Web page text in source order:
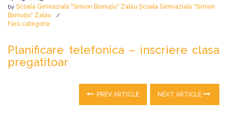
by Școala Gimnazială "Simion Bărnuțiu" Zalău Școala Gimnazială "Simion
Bărnuțiu" Zalău
Fără categorie
Planificare telefonica – inscriere clasa
pregatitoar
PREV ARTICLE NEXT ARTICLE